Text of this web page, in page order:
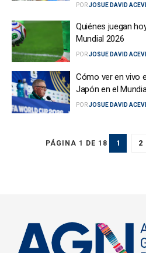
PORJOSUE DAVID
Quiénes juegan
Mundial 2026
PORJOSUE DAVID
Cómo ver en vivo
Japón en el
PORJOSUE DAVID
PÁGINA 1 DE 18 1 2